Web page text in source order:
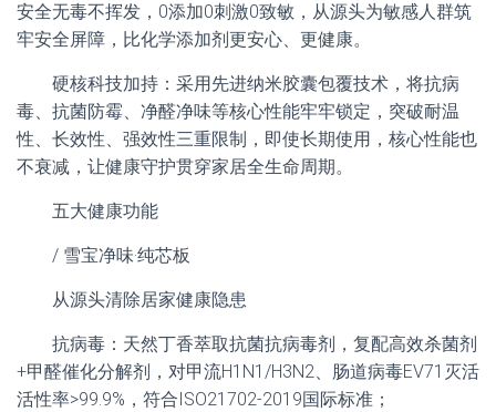
安全无毒不挥发，0添加0刺激0致敏，从源头为敏感人群筑
牢安全屏障，比化学添加剂更安心、更健康。
硬核科技加持：采用先进纳米胶囊包覆技术，将抗病
毒、抗菌防霉、净醛净味等核心性能牢牢锁定，突破耐温
性、长效性、强效性三重限制，即使长期使用，核心性能也
不衰减，让健康守护贯穿家居全生命周期。
五大健康功能
/ 雪宝净味·纯芯板
从源头清除居家健康隐患
抗病毒：天然丁香萃取抗菌抗病毒剂，复配高效杀菌剂
+甲醛催化分解剂，对甲流H1N1/H3N2、肠道病毒EV71灭活
活性率>99.9%，符合ISO21702-2019国际标准；